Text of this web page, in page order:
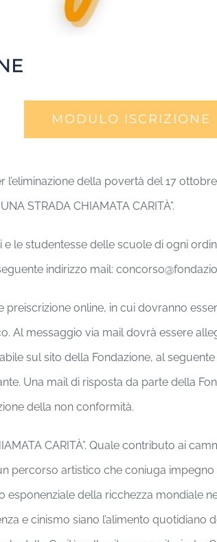
MODULO ISCRIZIONE
della povertà del 17
STRADA CHIAMATA CARITÀ”.
le studentesse delle scuole di ogni
indirizzo mail:
online, in cui dovranno
Al messaggio via mail dovrà essere
sul sito della Fondazione, al
Una mail di risposta da parte della
della non conformità.
CARITÀ”. Quale contributo ai
percorso artistico che coniuga impegno
esponenziale della ricchezza mondiale
e cinismo siano l’alimento